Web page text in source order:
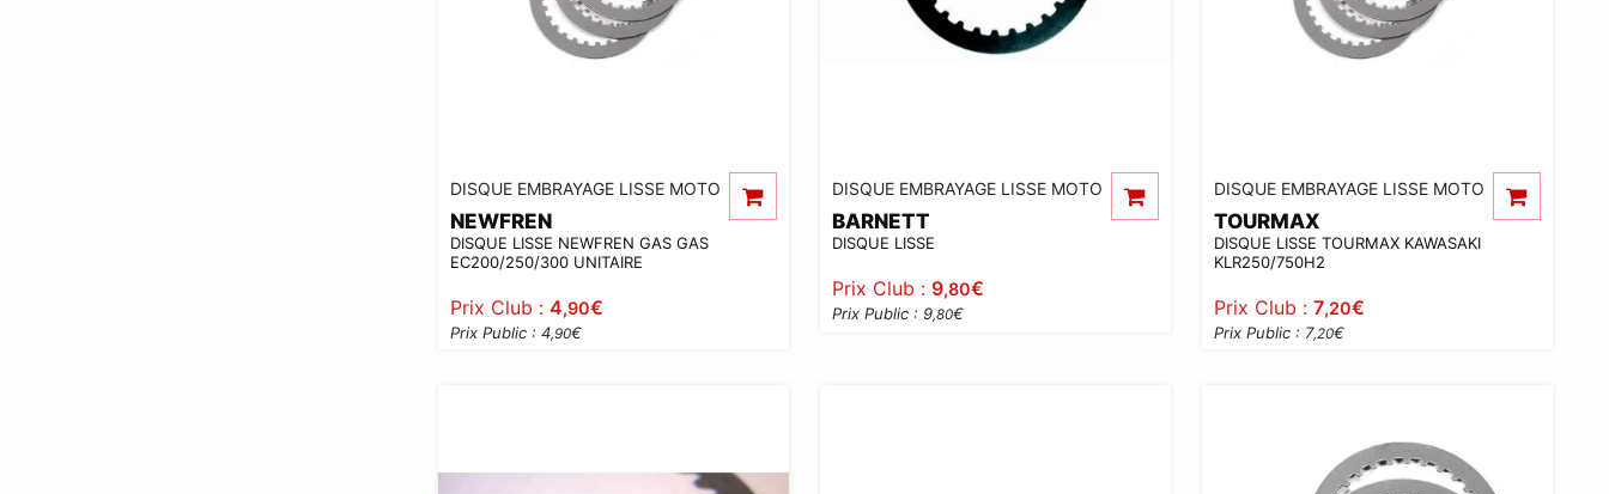
DISQUE EMBRAYAGE LISSE MOTO
NEWFREN
DISQUE LISSE NEWFREN GAS GAS
EC200/250/300 UNITAIRE
Prix Club : 4,90€
Prix Public : 4,90€
DISQUE EMBRAYAGE LISSE MOTO
BARNETT
DISQUE LISSE
Prix Club : 9,80€
Prix Public : 9,80€
DISQUE EMBRAYAGE LISSE MOTO
TOURMAX
DISQUE LISSE TOURMAX KAWASAKI
KLR250/750H2
Prix Club :7,20€
Prix Public : 7,20€